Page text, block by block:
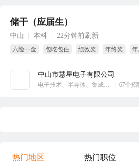
储干（应届生）
中山 本科 22分钟前刷新
六险一金 包吃包住 绩效奖 年终奖
中山市慧星电子有限公司
电子技术、半导体、集成电路 67个招
立即沟通
热门地区 热门职位